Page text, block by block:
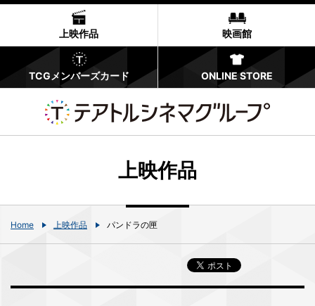
上映作品 映画館
TCGメンバーズカード ONLINE STORE
上映作品
Home 上映作品 パンドラの匣